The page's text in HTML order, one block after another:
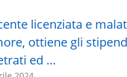
licenziata e
ottiene gli
ed …